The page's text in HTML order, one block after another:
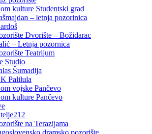
kulture Studentski grad
– letnja pozorinica
Dvorište – Božidarac
– Letnja pozornica
Teatrijum
Studio
Šumadija
Palilula
vojske Pančevo
kulture Pančevo
na Terazijama
dramsko pozorište